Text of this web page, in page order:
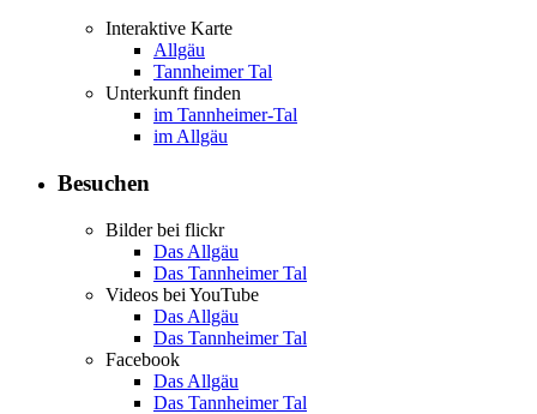
Interaktive Karte
Allgäu
Tannheimer Tal
Unterkunft finden
im Tannheimer-Tal
im Allgäu
Besuchen
Bilder bei flickr
Das Allgäu
Das Tannheimer Tal
Videos bei YouTube
Das Allgäu
Das Tannheimer Tal
Facebook
Das Allgäu
Das Tannheimer Tal